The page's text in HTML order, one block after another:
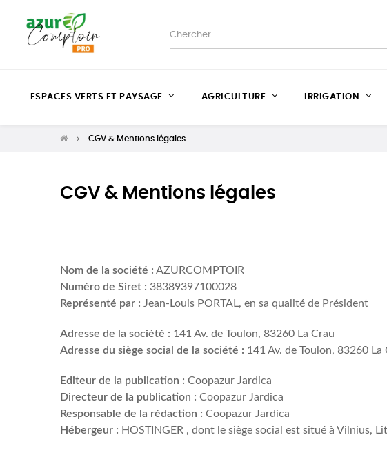
ESPACES VERTS ET PAYSAGE AGRICULTURE IRRIGATION
CGV & Mentions légales
CGV & Mentions légales
Nom de la société : AZURCOMPTOIR
Numéro de Siret : 38389397100028
Représenté par : Jean-Louis PORTAL, en sa qualité de Président
Adresse de la société : 141 Av. de Toulon, 83260 La Crau
Adresse du siège social de la société : 141 Av. de Toulon, 83260 La
Editeur de la publication : Coopazur Jardica
Directeur de la publication : Coopazur Jardica
Responsable de la rédaction : Coopazur Jardica
Hébergeur : HOSTINGER , dont le siège social est situé à Vilnius,